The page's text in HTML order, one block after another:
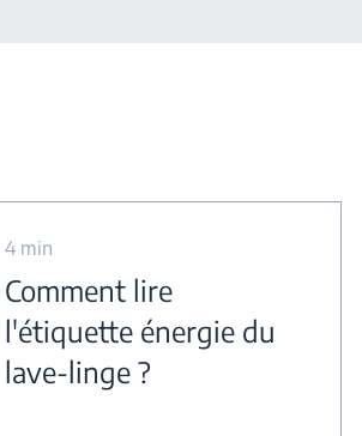
4 min
Comment lire
l'étiquette énergie du
lave-linge ?